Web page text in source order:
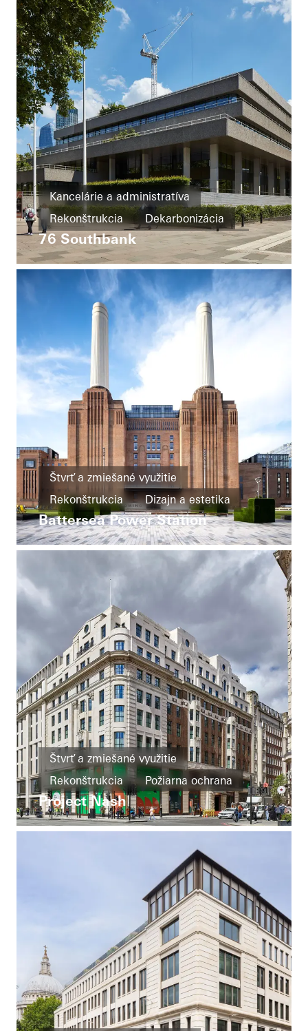
Fasády United Kingdom
Kancelárie a administratíva
Rekonštrukcia
Dekarbonizácia
Požiarna ochrana
Okná
Dvere
Fasády
Ochrana pred slnkom
Automatizácia budov
United Kingdom
76 Southbank
Štvrť a zmiešané využitie
Rekonštrukcia
Dizajn a estetika
Známé budovy
Okná
Fasády
Posuvné dvere
United Kingdom
Battersea Power Station
Štvrť a zmiešané využitie
Rekonštrukcia
Požiarna ochrana
Okná
Dvere
Protipožiarna a protidymová ochrana
United Kingdom
Project Nash